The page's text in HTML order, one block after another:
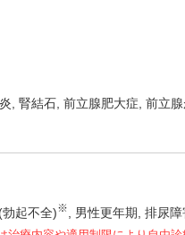
腎結石 前立腺肥大症 前立
勃起不全)※ 男性更年期 排尿障